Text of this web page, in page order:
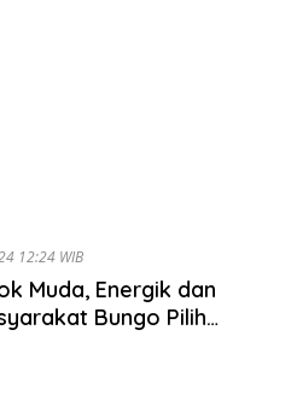
12:24 WIB
Muda, Energik dan
Bungo Pilih